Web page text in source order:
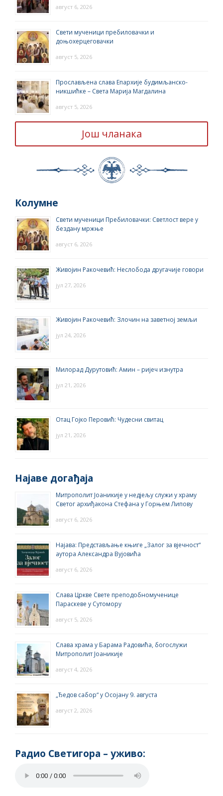
август 6, 2026
Свети мученици пребиловачки и
доњохерцеговачки
август 5, 2026
Прослављена слава Епархије будимљанско-
никшићке – Света Марија Магдалина
август 5, 2026
Још чланака
Колумне
Свети мученици Пребиловачки: Светлост вере у
бездану мржње
август 6, 2026
Живојин Ракочевић: Неслобода другачије говори
јул 27, 2026
Живојин Ракочевић: Злочин на заветној земљи
јул 24, 2026
Милорад Дурутовић: Амин – ријеч изнутра
јул 21, 2026
Отац Гојко Перовић: Чудесни свитац
јул 21, 2026
Најаве догађаја
Митрополит Јоаникије у недјељу служи у храму
Светог архиђакона Стефана у Горњем Липову
август 6, 2026
Најава: Представљање књиге „Залог за вјечност“
аутора Александра Вујовића
август 6, 2026
Слава Цркве Свете преподобномученице
Параскеве у Сутомору
август 5, 2026
Слава храма у Барама Радовића, богослужи
Митрополит Јоаникије
август 4, 2026
„Ђедов сабор“ у Осојану 9. августа
август 2, 2026
Радио Светигора – yживо: